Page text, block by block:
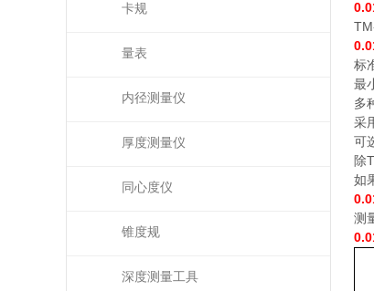
卡规
量表
内径测量仪
厚度测量仪
同心度仪
锥度规
深度测量工具
标
最
多
采
可
除
如
测